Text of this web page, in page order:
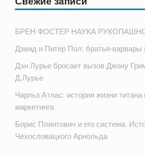
БРЕН ФОСТЕР НАУКА
Дэвид и Питер Пол: братья-варвары
Дэн Лурье бросает вызов Джону
Д.Лурье
Чарльз Атлас: история жизни
маркетинга
Борис Плинтович и его система.
Чехословацкого Арнольда